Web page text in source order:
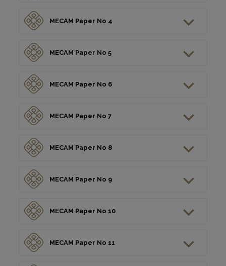
MECAM Paper No 4
MECAM Paper No 5
MECAM Paper No 6
MECAM Paper No 7
MECAM Paper No 8
MECAM Paper No 9
MECAM Paper No 10
MECAM Paper No 11